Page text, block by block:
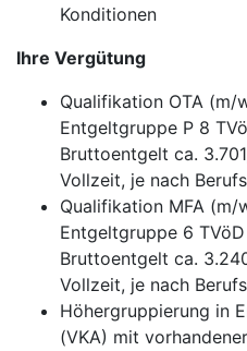
Konditionen
Ihre Vergütung
Qualifikation OTA (m/
Entgeltgruppe P 8
Bruttoentgelt ca.
Vollzeit, je nach
Qualifikation MFA
Entgeltgruppe 6
Bruttoentgelt ca.
Vollzeit, je nach
Höhergruppierung in
(VKA) mit